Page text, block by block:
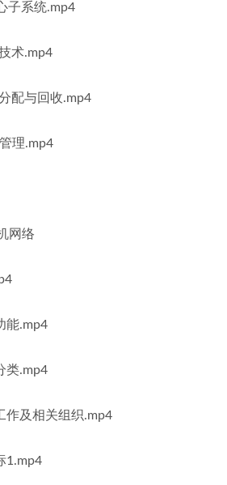
子系统.mp4
术.mp4
配与回收.mp4
理.mp4
网络
能.mp4
类.mp4
作及相关组织.mp4
1.mp4